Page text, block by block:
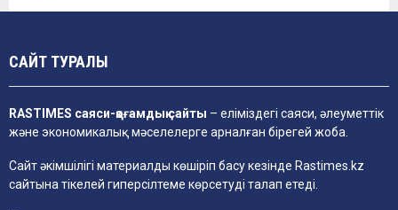
САЙТ ТУРАЛЫ
RASTIMES саяси-қоғамдық сайты – еліміздегі саяси, әлеуметтік
және экономикалық мәселелерге арналған бірегей жоба.
Сайт әкімшілігі материалды көшіріп басу кезінде Rastimes.kz
сайтына тікелей гиперсілтеме көрсетуді талап етеді.